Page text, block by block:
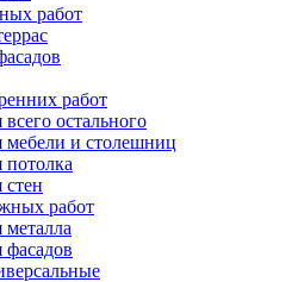
работ
работ
остального
мебели и столешниц
работ